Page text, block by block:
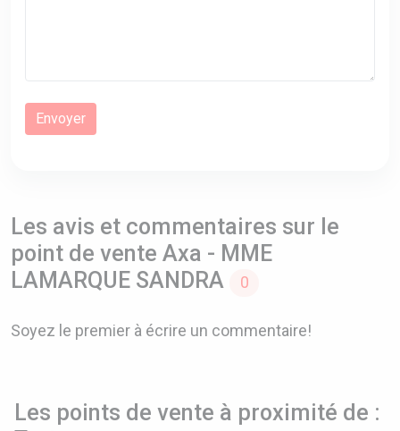
Les avis et commentaires sur le
point de vente Axa - MME
LAMARQUE SANDRA
0
Soyez le premier à écrire un commentaire!
Les points de vente à proximité de :